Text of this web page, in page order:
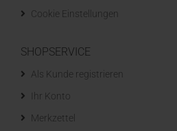
Cookie Einstellungen
SHOPSERVICE
Als Kunde registrieren
Ihr Konto
Merkzettel